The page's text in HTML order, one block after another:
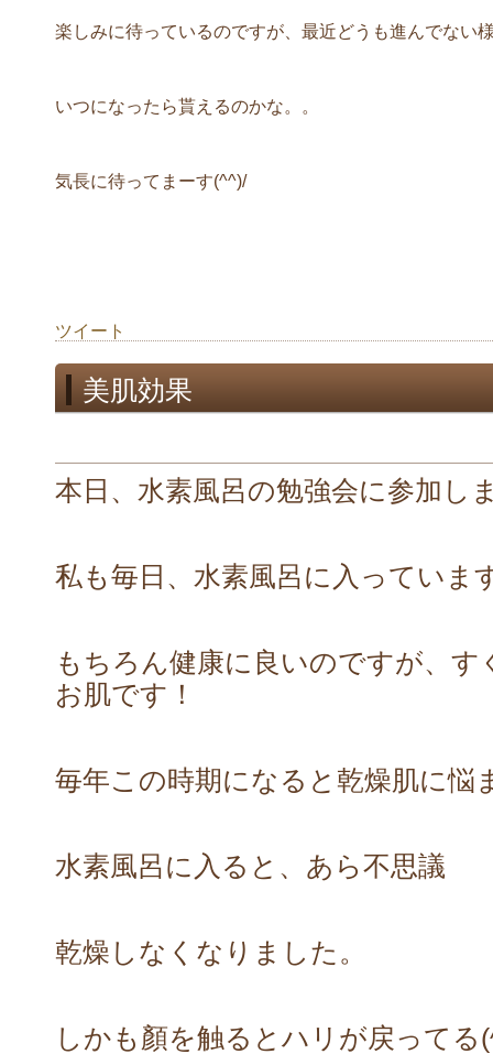
楽しみに待っているのですが、最近どうも進んでない
いつになったら貰えるのかな。。
気長に待ってまーす(^^)/
ツイート
美肌効果
本日、水素風呂の勉強会に参加し
私も毎日、水素風呂に入っていま
もちろん健康に良いのですが、
お肌です！
毎年この時期になると乾燥肌に悩
水素風呂に入ると、あら不思議
乾燥しなくなりました。
しかも顏を触るとハリが戻ってる